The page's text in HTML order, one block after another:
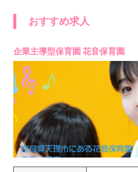
おすすめ求人
企業主導型保育園 花音保育園